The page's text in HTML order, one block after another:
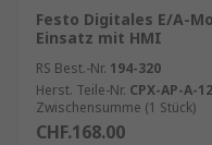
Festo Digitales E/A-
Einsatz mit HMI
RS Best.-Nr. 194-320
Herst. Teile-Nr. CPX-AP-A-
Zwischensumme (1 Stück)
CHF.168.00